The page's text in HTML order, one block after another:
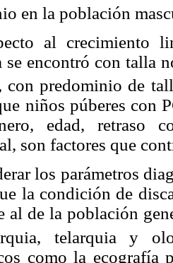
en la población
al crecimiento
se encontró con talla
con predominio de
niños púberes con
edad, retraso
son factores que
los parámetros
la condición de
al de la población
telarquia y
como la ecografía